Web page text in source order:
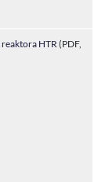
HTR(PDF,